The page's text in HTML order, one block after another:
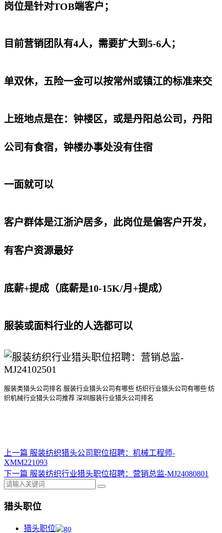
岗位是针对TOB端客户；
目前营销团队有4人，需要扩大到5-6人；
单双休，五险一金可以按常州或镇江的标准来交
上班地点是在：钟楼区，或是丹阳总公司，丹阳
公司有食宿，钟楼办事处没有住宿
一面就可以
客户群体是江浙沪居多，此岗位是偏客户开发，
有客户资源最好
底薪+提成（底薪是10-15K/月+提成）
服装或面料行业的人选都可以
服装类猎头公司排名 服装行业猎头公司有哪些 纺织行业猎头公司有哪些 纺
织机械行业猎头公司推荐 深圳服装行业猎头公司排名
上一篇 服装纺织猎头公司职位招聘：机械工程师-
XMM221093
下一篇 服装纺织行业猎头职位招聘：营销总监-MJ24080801
猎头职位
猎头职位